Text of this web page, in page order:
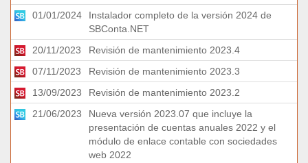
01/01/2024
Instalador completo de la versión 2024 de
SBConta.NET
20/11/2023
Revisión de mantenimiento 2023.4
07/11/2023
Revisión de mantenimiento 2023.3
13/09/2023
Revisión de mantenimiento 2023.2
21/06/2023
Nueva versión 2023.07 que incluye la
presentación de cuentas anuales 2022 y el
módulo de enlace contable con sociedades
web 2022